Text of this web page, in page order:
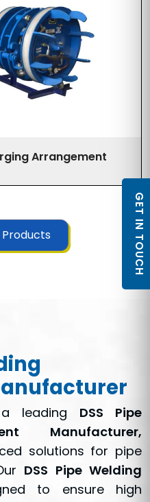
Arrangement
a leading DSS Pipe
Manufacturer,
solutions for pipe
DSS Pipe Welding
to ensure high
GET IN TOUCH